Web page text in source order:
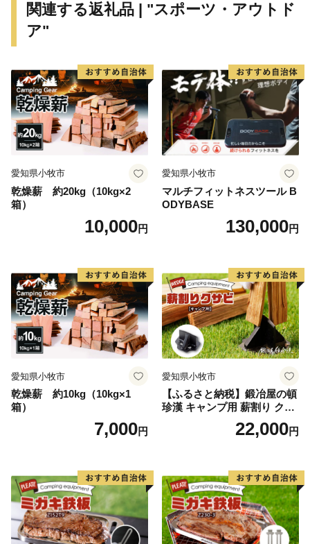
小さいながらも魅力がたっぷり詰まった普代村から、四
季折々・大自然の恵みたっぷりの特産品をお届けしま
【”青の国ふだい”って？】
青い空から青い海への美しいグラデーション。
四季や時間によって変化する様々な「青色」に
普代村の各地で出会うことが出来ます。
心に残る青色、
誰かに伝えたい青色が普代村にはあるのです。
【お問い合わせ先】
岩手県下閉伊郡普代村9-13-2
0194-35-2114（電話）
0194-35-3017（ファックス）
f-furusato@vill.fudai.iwate.jp（e-mail）
◇受領証明書・ワンストップ申告特例申請書の送付につ
いて◇
受領証明書・ワンストップ申告特例申請書（ご希望の方
（お申込みから1週間ほどでお届けします。ただし、年
末年始はお時間をいただく場合がございます。）
※オンラインワンストップ申請は、「自治体マイペー
ジ」をご利用いただけます。
関連する返礼品 | "スポーツ・アウトド
ア"
愛知県小牧市
乾燥薪 約20kg（10kg×2
箱）
10,000円
愛知県小牧市
マルチフィットネスツール B
ODYBASE
130,000円
愛知県小牧市
乾燥薪 約10kg（10kg×1
箱）
7,000円
愛知県小牧市
【ふるさと納税】鍛冶屋の頓
珍漢 キャンプ用 薪割り クサ
ビ 簡単に割れる 転びにくい
ソロキャンプ 女性 お子様 黒
り寄せ 愛知県 小牧市 送料無
料
22,000円